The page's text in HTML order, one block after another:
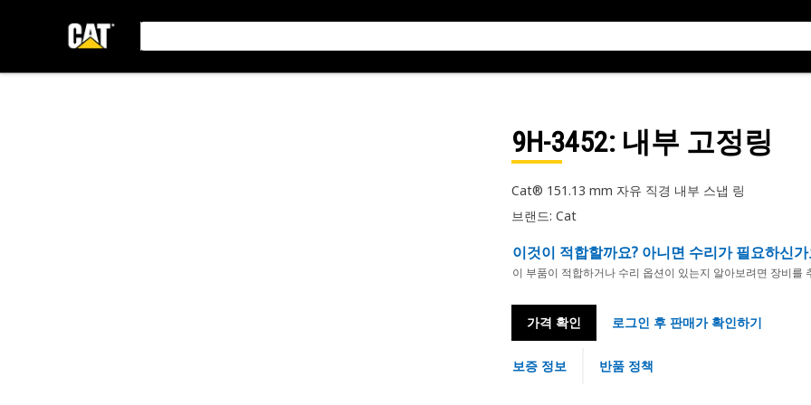
9H-3452: 내부 고정링
Cat® 151.13 mm 자유 직경 내부 스냅 링
브랜드: Cat
이것이 적합할까요? 아니면 수리가 필요하신가
이 부품이 적합하거나 수리 옵션이 있는지 알아보려면 장비를
가격 확인 로그인 후 판매가 확인하기
보증 정보 반품 정책